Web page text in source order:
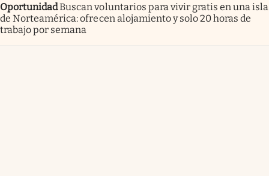
OportunidadBuscan voluntarios para vivir gratis en una isla
de Norteamérica: ofrecen alojamiento y solo 20 horas de
trabajo por semana